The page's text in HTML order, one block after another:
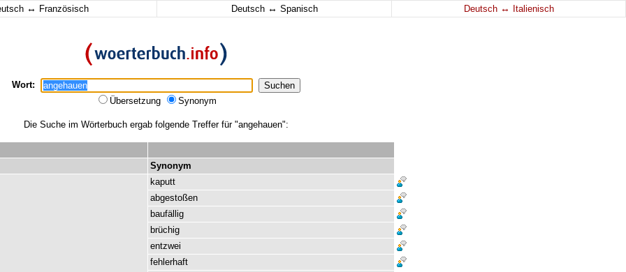
↔ Französisch Deutsch ↔ Spanisch Deutsch ↔ Italienisch
Wort:
Übersetzung
Synonym
Die Suche im Wörterbuch ergab folgende Treffer für "angehauen":
Synonym
kaputt
abgestoßen
baufällig
brüchig
entzwei
fehlerhaft